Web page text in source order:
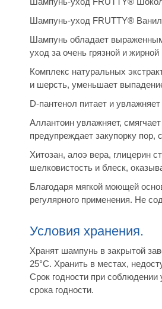
Шампунь-уход FRUTTY®
Шампунь обладает
уход за очень грязной и
Комплекс натуральных
и шерсть, уменьшает
D-пантенол питает и
Аллантоин увлажняет,
предупреждает закупорку пор,
Хитозан, алоэ вера, глицерин
шелковистость и блеск,
Благодаря мягкой моющей
регулярного применения. Не
Условия хранения.
Хранят шампунь в закрытой
25°С. Хранить в местах,
Срок годности при соблюдении
срока годности.